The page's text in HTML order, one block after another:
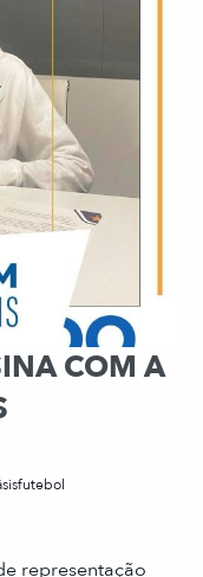
COM A
representação